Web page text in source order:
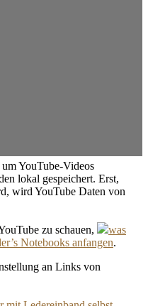
YouTube-Videos
lokal gespeichert. Erst,
wird YouTube Daten von
zu schauen,
was
Notebooks anfangen.
an Links von